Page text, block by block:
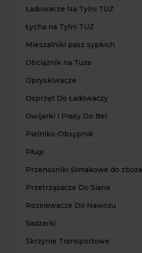
Ładowacze Na Tylni TUZ
Łycha na Tylni TUZ
Mieszalniki pasz sypkich
Obciążnik na Tuza
Opryskiwacze
Osprzęt Do Ładowaczy
Owijarki i Prasy Do Bel
Pielniko-Obsypnik
Pługi
Przenośniki ślimakowe do zboża
Przetrząsacze Do Siana
Rozsiewacze Do Nawozu
Sadzarki
Skrzynie Transportowe